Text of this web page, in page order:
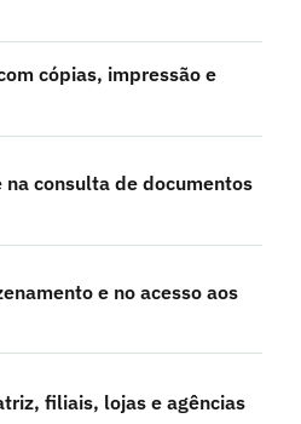
cópias, impressão e
consulta de documentos
e no acesso aos
filiais, lojas e agências